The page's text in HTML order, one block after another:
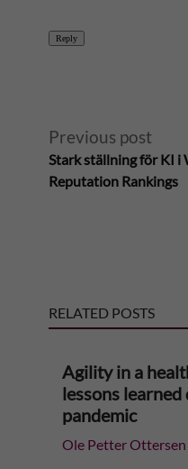
Reply
l
Previous post
Stark ställning för KI i
Reputation Rankings
RELATED POSTS
Agility in a
lessons
pandemic
Ole Petter Ottersen